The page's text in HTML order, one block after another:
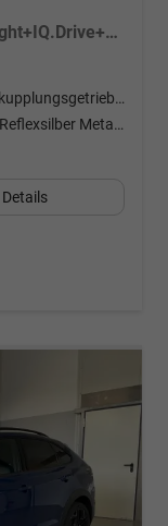
R-Line 150PS DSG GV5+AHK+IQ.Light+IQ.Drive+ACC+Kamera+Black+Kessy+Sitzheiz
Doppelkupplungsgetriebe (DSG)
[8EA1] Reflexsilber Metallic / Dach Schwarz
Details